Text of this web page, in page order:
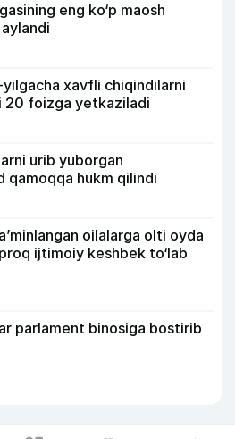
eng ko‘p maosh
xavfli chiqindilarni
20 foizga yetkaziladi
urib yuborgan
qamoqqa hukm qilindi
oilalarga olti oyda
ijtimoiy keshbek to‘lab
parlament binosiga bostirib